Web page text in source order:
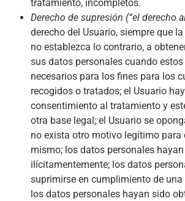
tratamiento, incompletos.
Derecho de supresión (“el derecho
derecho del Usuario, siempre que
no establezca lo contrario, a
sus datos personales cuando
necesarios para los fines para los
recogidos o tratados; el Usuario
consentimiento al tratamiento y
otra base legal; el Usuario se
no exista otro motivo legítimo para
mismo; los datos personales
ilícitamentemente; los datos
suprimirse en cumplimiento de
los datos personales hayan sido